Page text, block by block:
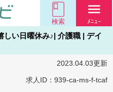
検索
menu
ﾒﾆｭｰ
しい日曜休み♪| 介護職 | デイ
2023.04.03更新
求人ID：939-ca-ms-f-tcaf